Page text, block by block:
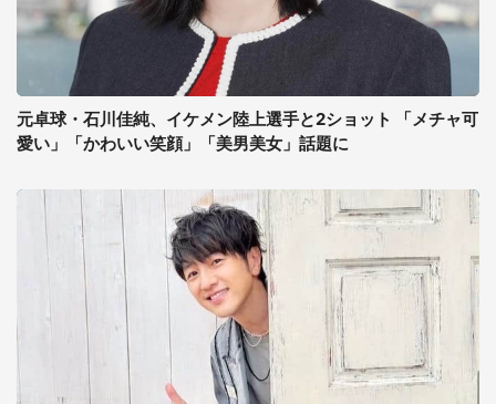
元卓球・石川佳純、イケメン陸上選手と2ショット 「メチャ可
愛い」「かわいい笑顔」「美男美女」話題に